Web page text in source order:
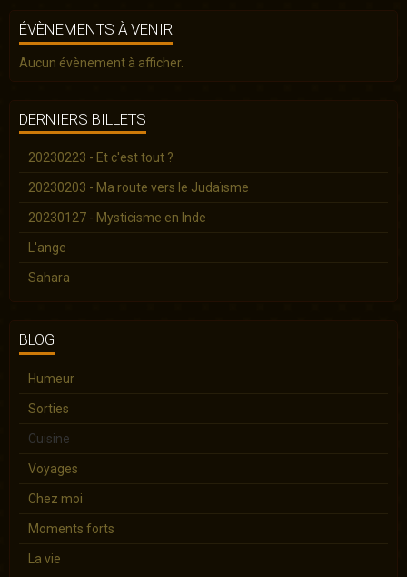
ÉVÈNEMENTS À VENIR
Aucun évènement à afficher.
DERNIERS BILLETS
20230223 - Et c'est tout ?
20230203 - Ma route vers le Judaïsme
20230127 - Mysticisme en Inde
L'ange
Sahara
BLOG
Humeur
Sorties
Cuisine
Voyages
Chez moi
Moments forts
La vie